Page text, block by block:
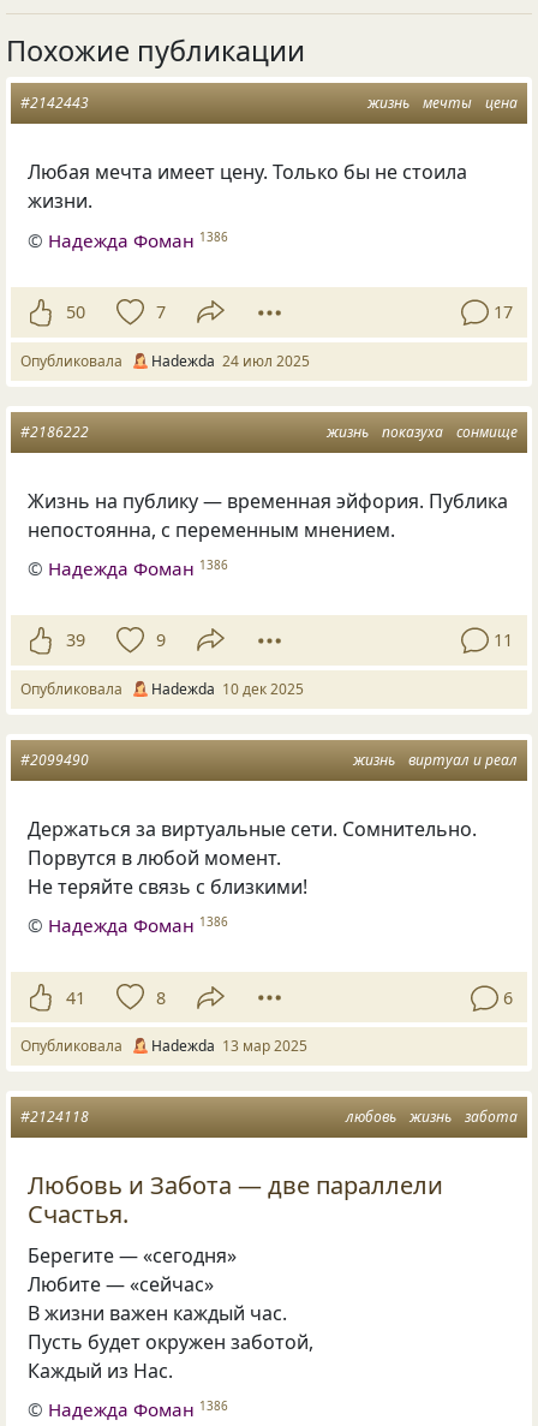
Похожие публикации
жизнь мечты цена
#2142443
Любая мечта имеет цену. Только бы не стоила
жизни.
© Надежда Фоман 1386
50 7 17
Опубликовала Нadeжda 24 июл 2025
жизнь показуха сонмище
#2186222
Жизнь на публику — временная эйфория. Публика
непостоянна, с переменным мнением.
© Надежда Фоман 1386
39 9 11
Опубликовала Нadeжda 10 дек 2025
жизнь виртуал и реал
#2099490
Держаться за виртуальные сети. Сомнительно.
Порвутся в любой момент.
Не теряйте связь с близкими!
© Надежда Фоман 1386
41 8 6
Опубликовала Нadeжda 13 мар 2025
любовь жизнь забота
#2124118
Любовь и Забота — две параллели
Счастья.
Берегите — «сегодня»
Любите — «сейчас»
В жизни важен каждый час.
Пусть будет окружен заботой,
Каждый из Нас.
© Надежда Фоман 1386